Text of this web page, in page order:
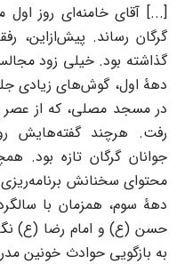
گرگان رساند. پیش‌ازاین،
گذاشته بود. خیلی زود
دهۀ اول، گوش‌های زیادی
در مسجد مصلی، که از
رفت. هرچند گفته‌هایش
جوانان گرگان تازه بود.
محتوای سخنانش
دهۀ سوم، همزمان با
حسن (ع) و امام رضا (ع) نگه